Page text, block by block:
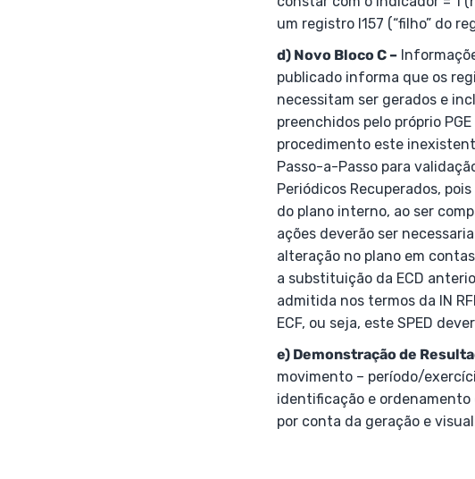
um registro I157 (“filho” do
d) Novo Bloco C –
publicado informa que os
necessitam ser gerados e
preenchidos pelo próprio
procedimento este
Passo-a-Passo para
Periódicos Recuperados,
do plano interno, ao ser
ações deverão ser
alteração no plano em
a substituição da ECD
admitida nos termos da IN
ECF, ou seja, este SPED
e) Demonstração de
movimento – período/
identificação e
por conta da geração e